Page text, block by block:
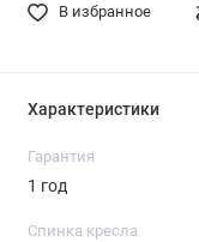
В избранное
Характеристики
Гарантия
1 год
Спинка кресла